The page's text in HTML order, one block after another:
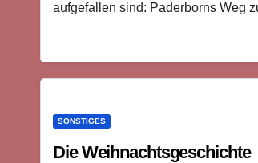
aufgefallen sind: Paderborns Weg
SONSTIGES
Die Weihnachtsgeschichte